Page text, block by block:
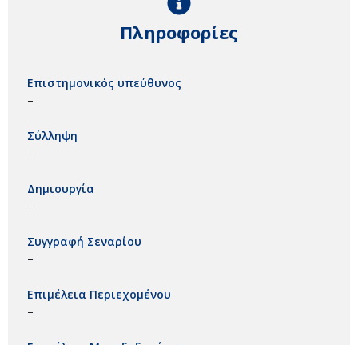
Πληροφορίες
Επιστημονικός υπεύθυνος
–
Σύλληψη
–
Δημιουργία
–
Συγγραφή Σεναρίου
–
Επιμέλεια Περιεχομένου
–